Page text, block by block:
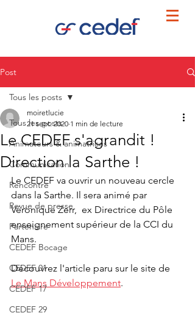
Post
Tous les posts
Animateurs & animatrices
Communication
Rencontre
Revue de presse
Partenaire
CEDEF Bocage
CEDEF 01
CEDEF 17
CEDEF 29
Tous les posts
Le CEDEF s'agrandit !
Direction la Sarthe !
moiretlucie
21 sept. 2020 1 min de lecture
Le CEDEF va ouvrir un nouveau cercle
dans la Sarthe. Il sera animé par
Véronique Zerr, ex Directrice du Pôle
enseignement supérieur de la CCI du
Mans.
Découvrez l'article paru sur le site de
Le Mans Développement.